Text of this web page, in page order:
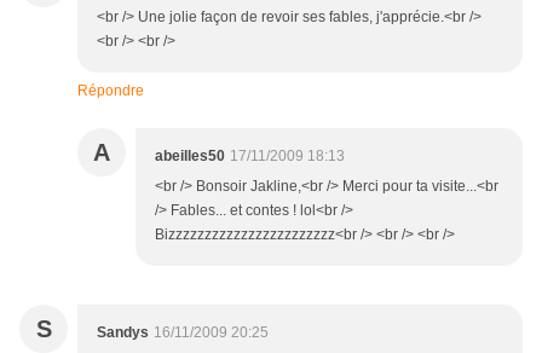
<br /> Une jolie façon de revoir ses fables, j'apprécie.<br />
<br /> <br />
Répondre
A abeilles50 17/11/2009 18:13
<br /> Bonsoir Jakline,<br /> Merci pour ta visite...<br
/> Fables... et contes ! lol<br />
Bizzzzzzzzzzzzzzzzzzzzzzz<br /> <br /> <br />
S Sandys 16/11/2009 20:25